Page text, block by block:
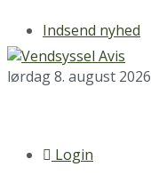
Indsend nyhed
lørdag 8. august 2026
Login